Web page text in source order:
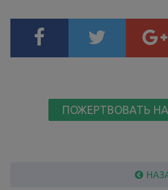
ПОЖЕРТВОВАТЬ